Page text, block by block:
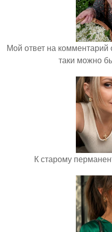
Мой ответ на комментарий
таки можно
К старому